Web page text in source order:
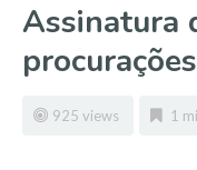
Assinatura
925 views 1